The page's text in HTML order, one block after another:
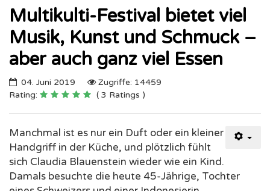
Multikulti-Festival bietet viel
Musik, Kunst und Schmuck –
aber auch ganz viel Essen
04. Juni 2019
Zugriffe: 14459
Rating:
( 3 Ratings )
Manchmal ist es nur ein Duft oder ein kleiner
Handgriff in der Küche, und plötzlich fühlt
sich Claudia Blauenstein wieder wie ein Kind.
Damals besuchte die heute 45-Jährige, Tochter